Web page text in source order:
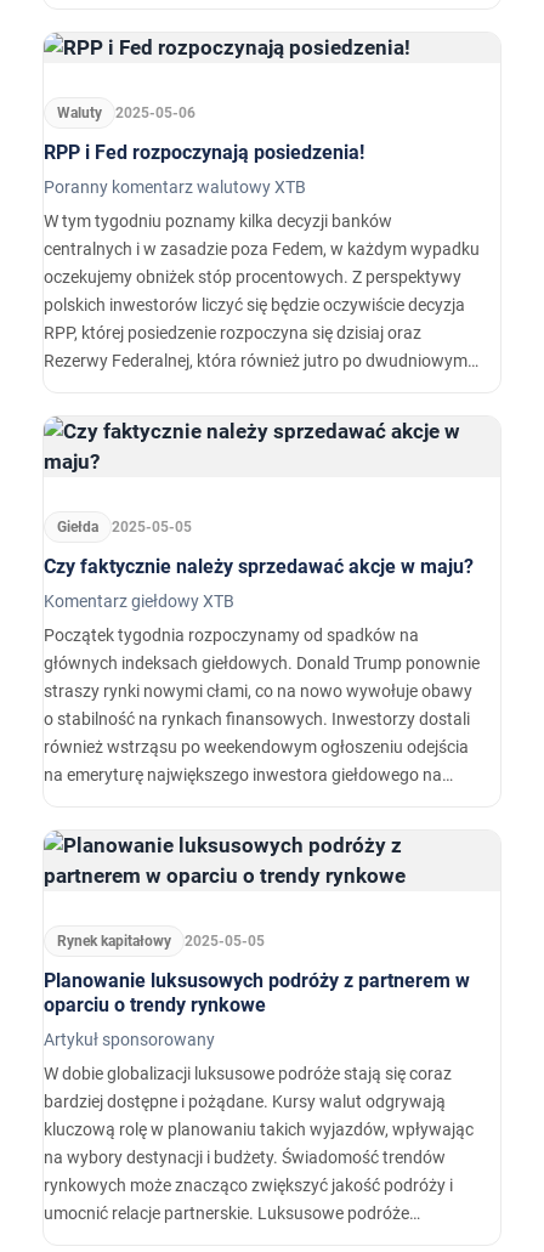
inflacyjnego Fed – bank centralny nie planuje jeszcze
rozpocząć cyklu obniżek.
Waluty 2025-05-06
RPP i Fed rozpoczynają posiedzenia!
Poranny komentarz walutowy XTB
W tym tygodniu poznamy kilka decyzji banków
centralnych i w zasadzie poza Fedem, w każdym wypadku
oczekujemy obniżek stóp procentowych. Z perspektywy
polskich inwestorów liczyć się będzie oczywiście decyzja
RPP, której posiedzenie rozpoczyna się dzisiaj oraz
Rezerwy Federalnej, która również jutro po dwudniowym
oczekiwać po decyzjach banków centralnych i jakie ma to
znaczenie dla rynku?
Giełda 2025-05-05
Czy faktycznie należy sprzedawać akcje w maju?
Komentarz giełdowy XTB
Początek tygodnia rozpoczynamy od spadków na
głównych indeksach giełdowych. Donald Trump ponownie
straszy rynki nowymi cłami, co na nowo wywołuje obawy
o stabilność na rynkach finansowych. Inwestorzy dostali
również wstrząsu po weekendowym ogłoszeniu odejścia
na emeryturę największego inwestora giełdowego na
Rynek kapitałowy 2025-05-05
Planowanie luksusowych podróży z partnerem w
oparciu o trendy rynkowe
Artykuł sponsorowany
W dobie globalizacji luksusowe podróże stają się coraz
bardziej dostępne i pożądane. Kursy walut odgrywają
kluczową rolę w planowaniu takich wyjazdów, wpływając
na wybory destynacji i budżety. Świadomość trendów
rynkowych może znacząco zwiększyć jakość podróży i
umocnić relacje partnerskie. Luksusowe podróże